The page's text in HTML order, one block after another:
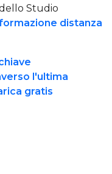
Studio
distanza